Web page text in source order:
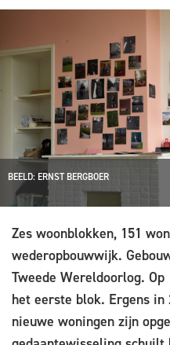
BEELD: ERNST BERGBOER
Zes woonblokken, 151
wederopbouwwijk.
Tweede Wereldoorlog.
het eerste blok. Ergens in
nieuwe woningen zijn